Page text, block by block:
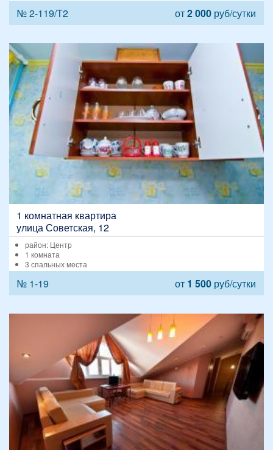
№ 2-119/Т2 от2 000 руб/сутки
1 комнатная квартира
улица Советская, 12
район: Центр
1 комната
3 спальных места
№ 1-19 от 1 500 руб/сутки